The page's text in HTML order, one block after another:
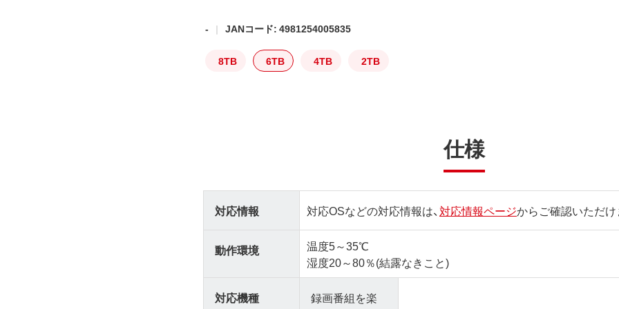
- JANコード: 4981254005835
8TB 6TB 4TB 2TB
仕様
対応情報 対応OSなどの対応情報は、対応情報ページからご確認いただけ
動作環境
温度5～35℃
湿度20～80％(結露なきこと)
対応機種
録画番組を楽